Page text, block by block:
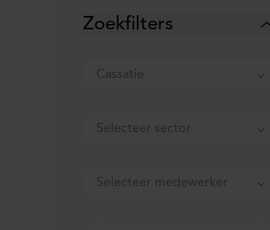
Zoekfilters
Cassatie
Selecteer sector
Selecteer medewerker